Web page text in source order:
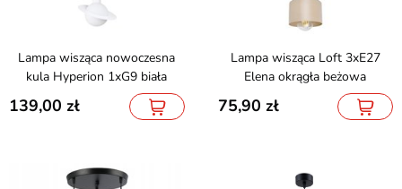
Lampa wisząca nowoczesna
kula Hyperion 1xG9 biała
139,00
Lampa wisząca Loft 3xE27
Elena okrągła beżowa
75,90